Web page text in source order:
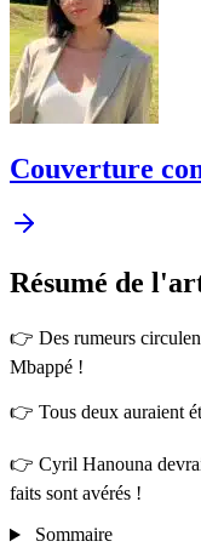
Couverture
Résumé de
👉 Des rumeurs
Mbappé !
👉 Tous deux auraient
👉 Cyril Hanouna
faits sont avérés !
Sommaire